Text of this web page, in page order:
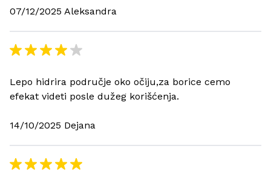
07/12/2025 Aleksandra
Lepo hidrira područje oko očiju,za borice cemo
efekat videti posle dužeg korišćenja.
14/10/2025 Dejana